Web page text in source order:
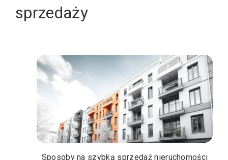
sprzedaży
Sposoby na szybką sprzedaż nieruchomości